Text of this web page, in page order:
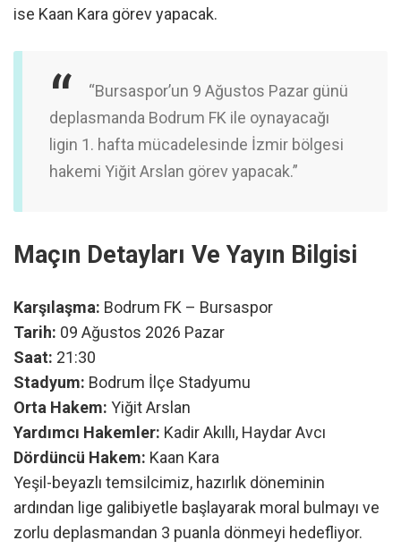
ise Kaan Kara görev yapacak.
“Bursaspor’un 9 Ağustos Pazar günü
deplasmanda Bodrum FK ile oynayacağı
ligin 1. hafta mücadelesinde İzmir bölgesi
hakemi Yiğit Arslan görev yapacak.”
Maçın Detayları Ve Yayın Bilgisi
Karşılaşma: Bodrum FK – Bursaspor
Tarih: 09 Ağustos 2026 Pazar
Saat: 21:30
Stadyum: Bodrum İlçe Stadyumu
Orta Hakem: Yiğit Arslan
Yardımcı Hakemler: Kadir Akıllı, Haydar Avcı
Dördüncü Hakem: Kaan Kara
Yeşil-beyazlı temsilcimiz, hazırlık döneminin
ardından lige galibiyetle başlayarak moral bulmayı ve
zorlu deplasmandan 3 puanla dönmeyi hedefliyor.